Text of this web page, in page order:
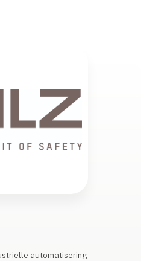
automatisering